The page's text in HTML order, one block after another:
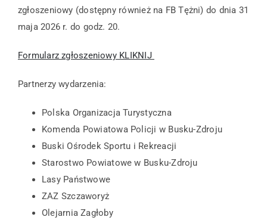
zgłoszeniowy (dostępny również na FB Tężni) do dnia 31
maja 2026 r. do godz. 20.
Formularz zgłoszeniowy KLIKNIJ
Partnerzy wydarzenia:
Polska Organizacja Turystyczna
Komenda Powiatowa Policji w Busku-Zdroju
Buski Ośrodek Sportu i Rekreacji
Starostwo Powiatowe w Busku-Zdroju
Lasy Państwowe
ZAZ Szczaworyż
Olejarnia Zagłoby